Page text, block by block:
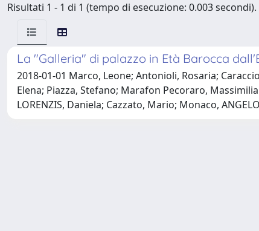
Risultati 1 - 1 di 1 (tempo di esecuzione: 0.003 secondi).
La "Galleria" di palazzo in Età Barocca
2018-01-01 Marco, Leone; Antonioli, Rosaria;
Elena; Piazza, Stefano; Marafon Pecoraro,
LORENZIS, Daniela; Cazzato, Mario; Monaco,